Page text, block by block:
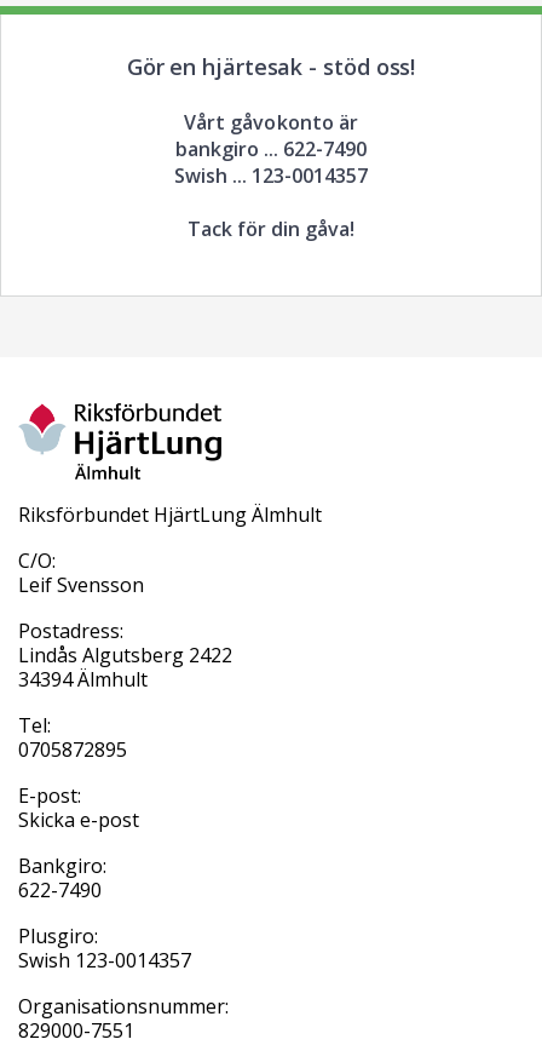
Gör en hjärtesak - stöd oss!
Vårt gåvokonto är
bankgiro ... 622-7490
Swish ... 123-0014357
Tack för din gåva!
Riksförbundet HjärtLung Älmhult
C/O:
Leif Svensson
Postadress:
Lindås Algutsberg 2422
34394 Älmhult
Tel:
0705872895
E-post:
Skicka e-post
Bankgiro:
622-7490
Plusgiro:
Swish 123-0014357
Organisationsnummer:
829000-7551